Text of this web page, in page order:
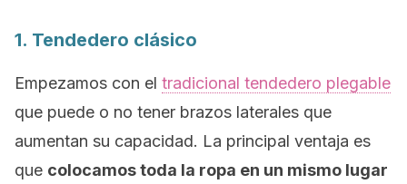
1. Tendedero clásico
Empezamos con el tradicional tendedero plegable
que puede o no tener brazos laterales que
aumentan su capacidad. La principal ventaja es
que colocamos toda la ropa en un mismo lugar